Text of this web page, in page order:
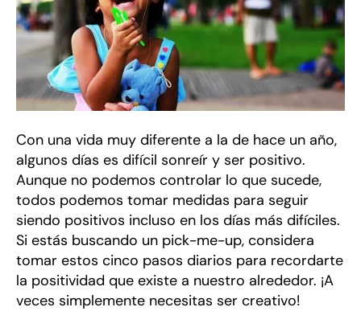
Con una vida muy diferente a la de hace un año,
algunos días es difícil sonreír y ser positivo.
Aunque no podemos controlar lo que sucede,
todos podemos tomar medidas para seguir
siendo positivos incluso en los días más difíciles.
Si estás buscando un pick-me-up, considera
tomar estos cinco pasos diarios para recordarte
la positividad que existe a nuestro alrededor. ¡A
veces simplemente necesitas ser creativo!